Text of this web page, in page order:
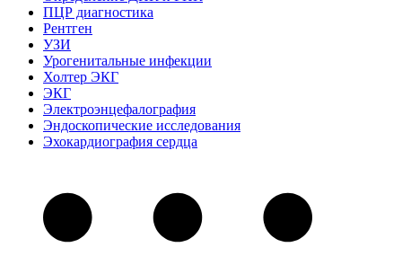
ПЦР диагностика
Рентген
УЗИ
Урогенитальные инфекции
Холтер ЭКГ
ЭКГ
Электроэнцефалография
Эндоскопические исследования
Эхокардиография сердца